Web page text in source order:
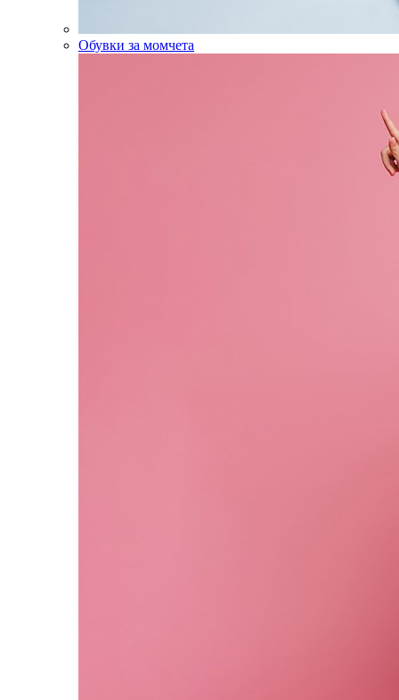
Обувки за момчета